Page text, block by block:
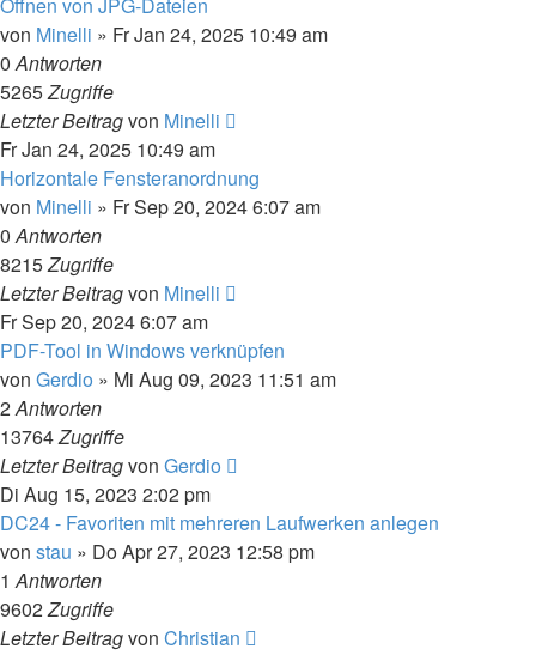
von Minelli » Fr Jan 24, 2025 10:49 am
0Antworten
5265Zugriffe
Letzter Beitragvon Minelli
Fr Jan 24, 2025 10:49 am
Horizontale Fensteranordnung
von Minelli » Fr Sep 20, 2024 6:07 am
0Antworten
8215Zugriffe
Letzter Beitragvon Minelli
Fr Sep 20, 2024 6:07 am
PDF-Tool in Windows verknüpfen
von Gerdio » Mi Aug 09, 2023 11:51 am
2Antworten
13764Zugriffe
Letzter Beitragvon Gerdio
Di Aug 15, 2023 2:02 pm
DC24 - Favoriten mit mehreren Laufwerken anlegen
von stau » Do Apr 27, 2023 12:58 pm
1Antworten
9602Zugriffe
Letzter Beitragvon Christian